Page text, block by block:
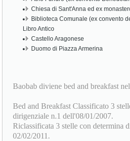
Chiesa di Sant'Anna ed ex
Biblioteca Comunale (ex convento
Libro Antico
Castello Aragonese
Duomo di Piazza Armerina
Baobab diviene bed and breakfast
Bed and Breakfast Classificato 3
dirigenziale n.1 dell'08/01/2007.
Riclassificata 3 stelle con determina
02/02/2011.